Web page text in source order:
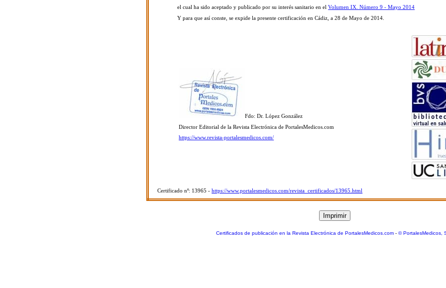
el cual ha sido aceptado y publicado por su interés sanitario en elVolumen IX. Número 9 - Mayo 2014
Y para que así conste, se expide la presente certificación en Cádiz, a 28 de Mayo de 2014.
Fdo: Dr. López González
Director Editorial de la Revista Electrónica de PortalesMedicos.com
https://www.revista-portalesmedicos.com/
Certificado nº: 13965 -https://www.portalesmedicos.com/revista_certificados/13965.html
Certificados de publicación en la Revista Electrónica de PortalesMedicos.com- © PortalesMedicos,